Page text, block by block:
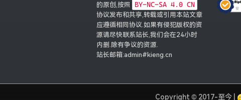
的原创,按照
BY-NC-SA 4.0 CN
协议发布和共享,转载或引用本站文章
应遵循相同协议.如果有侵犯版权的资
源请尽快联系站长,我们会在24小时
内删.除有争议的资源.
站长邮箱:admin#kieng.cn
Copyright © 2017-至今 |